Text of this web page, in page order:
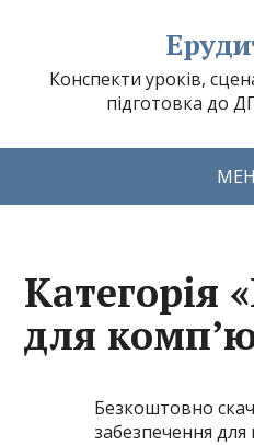
Конспекти уроків,
підготовка до
Категорія
для
Безкоштовно
забезпечення